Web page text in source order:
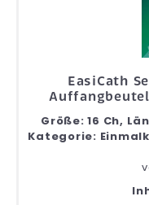
EasiCath
Auffangbeutel
Größe: 16 Ch,
Kategorie: